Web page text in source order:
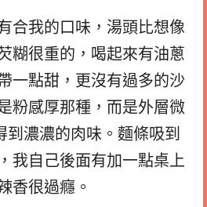
合我的口味，湯頭比想像
糊很重的，喝起來有油蔥
一點甜，更沒有過多的沙
粉感厚那種，而是外層微
到濃濃的肉味。麵條吸到
我自己後面有加一點桌上
香很過癮。